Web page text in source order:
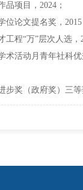
品项目，2024；
位论文提名奖，2015
工程“万”层次人选，
术活动月青年社科优
步奖（政府奖）三等